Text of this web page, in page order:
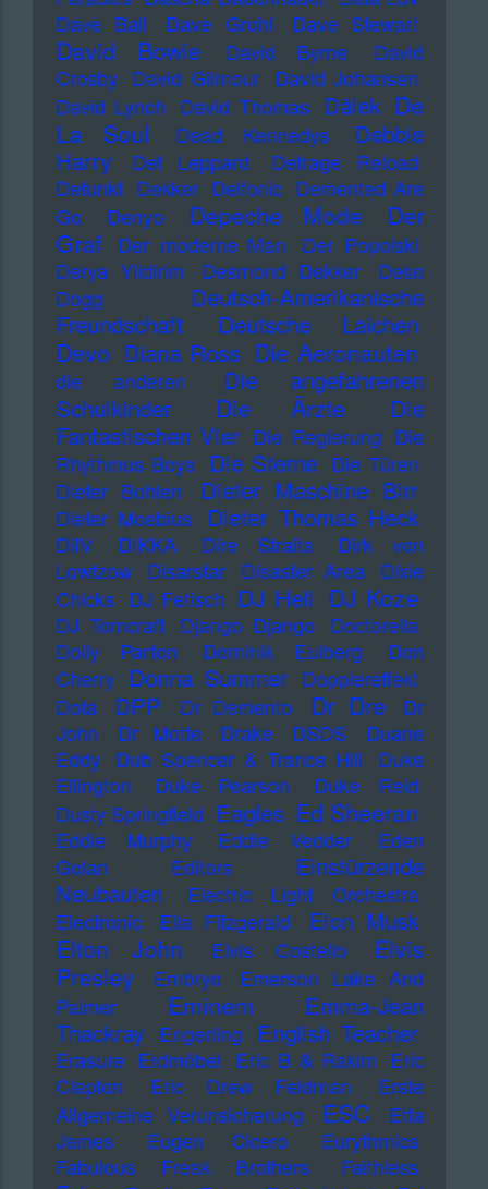
Dave Ball
Dave Grohl Dave Stewart
David Bowie David Byrne
David
Crosby David Gilmour David Johansen
David Lynch David Thomas Dälek De
La Soul
Dead Kennedys
Debbie
Harry
Def Leppard
Defrage Reload
Defunkt Dekker Delfonic Demented Are
Go
Denyo Depeche Mode
Der
Graf
Der moderne Man
Der Popolski
Derya Yildirim
Desmond Dekker
Deso
Dogg
Deutsch-Amerikanische
Freundschaft
Deutsche Laichen
Devo Diana Ross Die Aeronauten
die anderen
Die angefahrenen
Schulkinder
Die Ärzte
Die
Fantastischen Vier Die Regierung Die
Rhythmus Boys Die Sterne Die Türen
Dieter Bohlen
Dieter Maschine Birr
Dieter Moebius Dieter Thomas Heck
DiIV DIKKA Dire Straits
Dirk von
Lowtzow
Disarstar Disaster Area
Dixie
Chicks DJ Fetisch DJ Hell DJ Koze
DJ Tomcraft Django Django
Doctorella
Dolly Parton
Dominik Eulberg
Don
Cherry Donna Summer Dopplereffekt
Dota
DPP Dr Demento Dr Dre
Dr
John
Dr Motte Drake DSDS
Duane
Eddy
Dub Spencer & Trance Hill
Duke
Ellington
Duke Pearson
Duke Reid
Dusty Springfield Eagles Ed Sheeran
Eddie Murphy Eddie Vedder
Eden
Golan
Editors
Einstürzende
Neubauten
Electric Light Orchestra
Electronic
Ella Fitzgerald Elon Musk
Elton John Elvis Costello
Elvis
Presley
Embryo
Emerson Lake And
Palmer
Eminem
Emma-Jean
Thackray
Engerling English Teacher
Erasure Erdmöbel Eric B & Rakim Eric
Clapton
Eric Drew Feldman
Erste
Allgemeine Verunsicherung
ESC
Etta
James
Eugen Cicero
Eurythmics
Fabulous Freak Brothers
Faithless